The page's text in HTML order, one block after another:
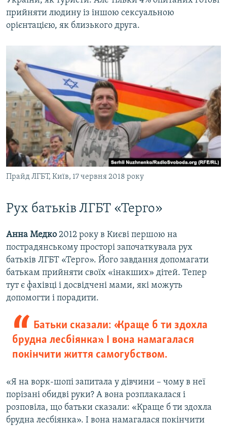
прийняти людину із іншою сексуальною
орієнтацією, як близького друга.
Прайд ЛГБТ, Київ, 17 червня 2018 року
​Рух батьків ЛГБТ «Терго»
Анна Медко 2012 року в Києві першою на
пострадянському просторі започаткувала рух
батьків ЛГБТ «Терго». Його завдання допомагати
батькам прийняти своїх «інакших» дітей. Тепер
тут є фахівці і досвідчені мами, які можуть
допомогти і порадити.
Батьки сказали: «Краще б ти здохла
брудна лесбіянка». І вона намагалася
покінчити життя самогубством.
«Я на ворк-шопі запитала у дівчини – чому в неї
порізані обидві руки? А вона розплакалася і
розповіла, що батьки сказали: «Краще б ти здохла
брудна лесбіянка». І вона намагалася покінчити